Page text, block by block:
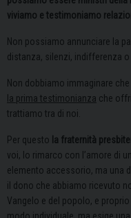
viviamo e testimoniamo
Non possiamo annunciare la
distanza, silenzi, indifferenza
Non dobbiamo immaginare
la prima testimonianza che
trattiamo tra di noi.
Per questo la fraternità
voi, lo rimarco con l’amore di
elemento accessorio, ma una
il dono che abbiamo ricevuto
Vangelo e del popolo, e